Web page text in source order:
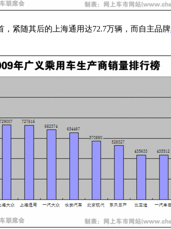
，紧随其后的上海通用达72.7万辆，而自主品牌